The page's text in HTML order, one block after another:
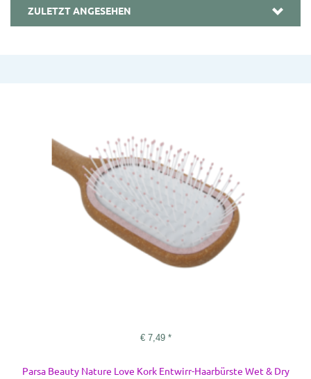
ZULETZT ANGESEHEN
€7,49 *
Parsa Beauty Nature Love Kork Entwirr-Haarbürste Wet & Dry